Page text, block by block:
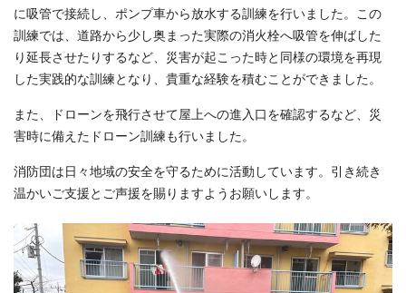
に吸管で接続し、ポンプ車から放水する訓練を行いました。この
訓練では、道路から少し奥まった実際の消火栓へ吸管を伸ばした
り延長させたりするなど、災害が起こった時と同様の環境を再現
した実践的な訓練となり、貴重な経験を積むことができました。
また、ドローンを飛行させて屋上への進入口を確認するなど、災
害時に備えたドローン訓練も行いました。
消防団は日々地域の安全を守るために活動しています。引き続き
温かいご支援とご声援を賜りますようお願いします。